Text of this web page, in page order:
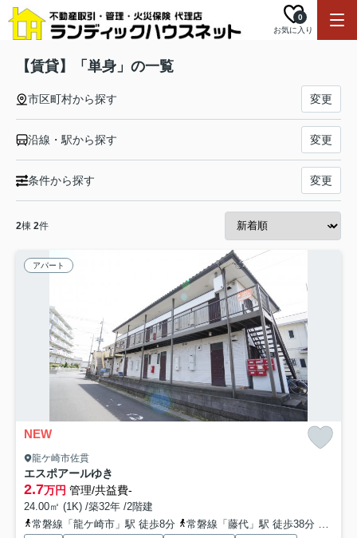
お気に入り
0
【賃貸】「単身」の一覧
市区町村から探す 変更
沿線・駅から探す 変更
条件から探す 変更
2棟 2件
アパート
NEW
龍ケ崎市佐貫
エスポアールゆき
2.7万円 管理/共益費-
24.00㎡ (1K) /築32年 /2階建
常磐線「龍ケ崎市」駅 徒歩8分
常磐線「藤代」駅 徒歩38分 常磐